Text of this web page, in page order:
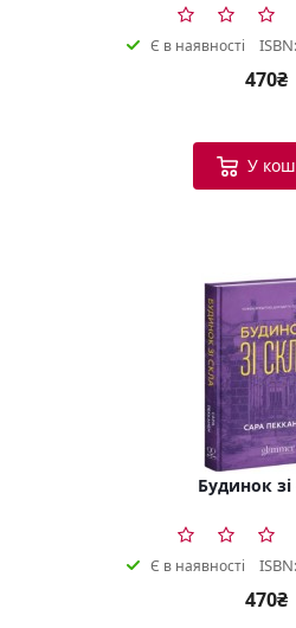
Є в наявності
470₴
У
Будинок зі
Є в наявності
470₴